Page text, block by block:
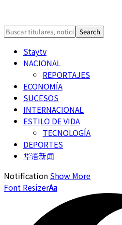
Staytv
NACIONAL
REPORTAJES
ECONOMÍA
SUCESOS
INTERNACIONAL
ESTILO DE VIDA
TECNOLOGÍA
DEPORTES
华语新闻
Notification Show More
Font ResizerAa